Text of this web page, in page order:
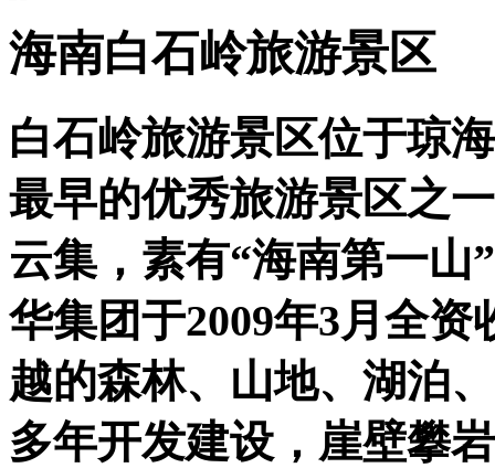
海南白石岭旅游景区
白石岭旅游景区位于琼
最早的优秀旅游景区之
云集，素有“海南第一山
华集团于2009年3月全
越的森林、山地、湖泊
多年开发建设，崖壁攀